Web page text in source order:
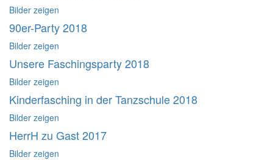
Bilder zeigen
90er-Party 2018
Bilder zeigen
Unsere Faschingsparty 2018
Bilder zeigen
Kinderfasching in der Tanzschule 2018
Bilder zeigen
HerrH zu Gast 2017
Bilder zeigen